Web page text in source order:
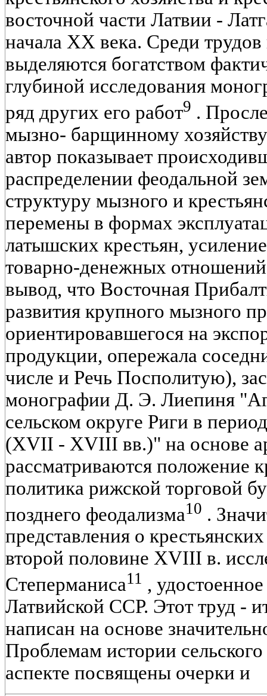
восточной части Латвии -
начала XX века. Среди
выделяются богатством
глубиной исследования
ряд других его работ9 .
мызно- барщинному
автор показывает
распределении феодальной
структуру мызного и
перемены в формах
латышских крестьян,
товарно-денежных отношений
вывод, что Восточная
развития крупного мызного
ориентировавшегося на
продукции, опережала
числе и Речь Посполитую),
монографии Д. Э. Лиепиня
сельском округе Риги в
(XVII - XVIII вв.)" на основе
рассматриваются положение
политика рижской торговой
позднего феодализма10 .
представления о
второй половине XVIII в.
Степерманиса11 ,
Латвийской ССР. Этот труд -
написан на основе
Проблемам истории
аспекте посвящены очерки и